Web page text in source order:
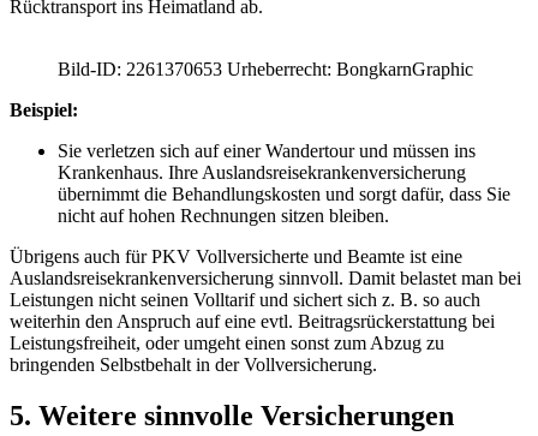
Rücktransport ins Heimatland ab.
Bild-ID: 2261370653 Urheberrecht: BongkarnGraphic
Beispiel:
Sie verletzen sich auf einer Wandertour und müssen ins
Krankenhaus. Ihre Auslandsreisekrankenversicherung
übernimmt die Behandlungskosten und sorgt dafür, dass Sie
nicht auf hohen Rechnungen sitzen bleiben.
Übrigens auch für PKV Vollversicherte und Beamte ist eine
Auslandsreisekrankenversicherung sinnvoll. Damit belastet man bei
Leistungen nicht seinen Volltarif und sichert sich z. B. so auch
weiterhin den Anspruch auf eine evtl. Beitragsrückerstattung bei
Leistungsfreiheit, oder umgeht einen sonst zum Abzug zu
bringenden Selbstbehalt in der Vollversicherung.
5. Weitere sinnvolle Versicherungen